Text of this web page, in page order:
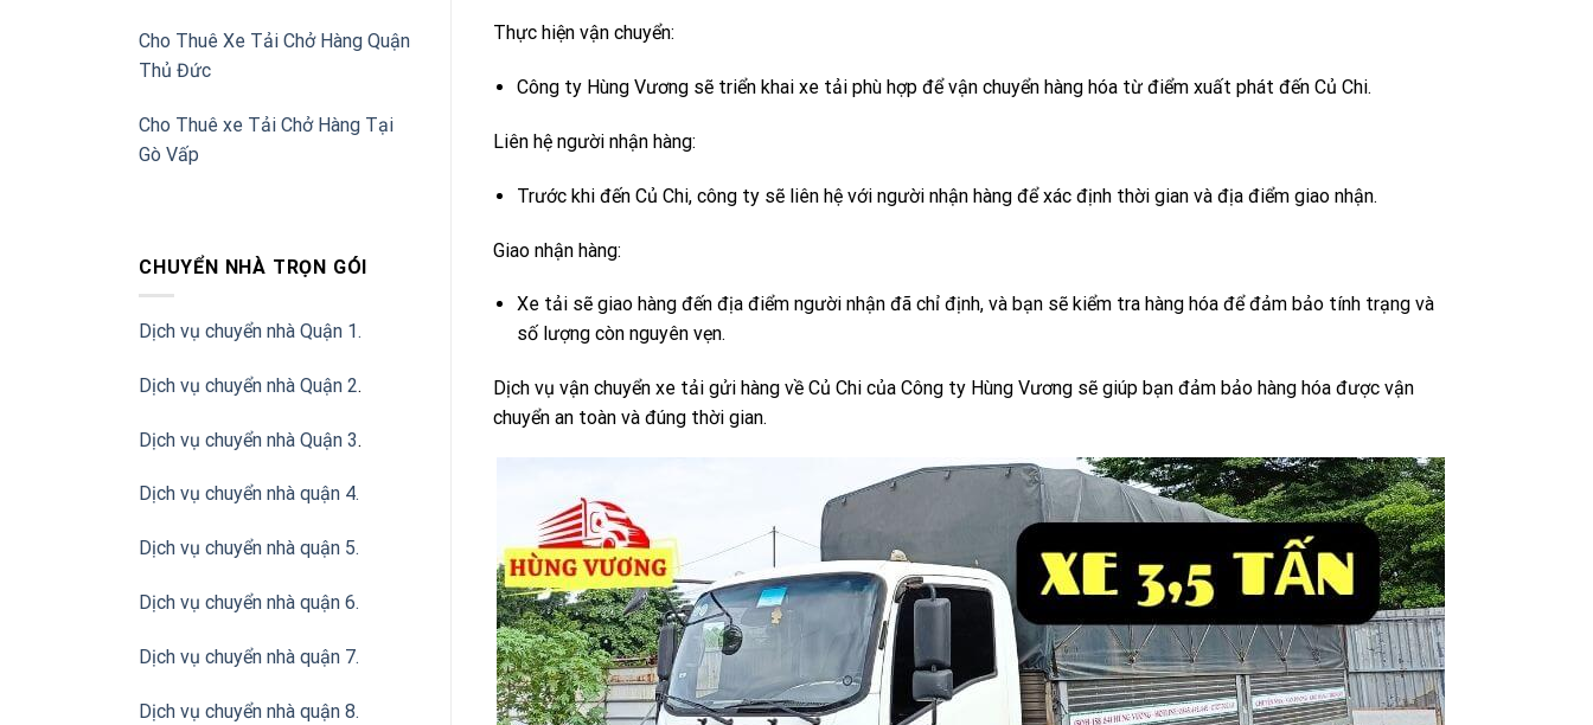
Cho Thuê Xe Tải Chở Hàng Quận
Thủ Đức
Cho Thuê xe Tải Chở Hàng Tại
Gò Vấp
CHUYỂN NHÀ TRỌN GÓI
Dịch vụ chuyển nhà Quận 1.
Dịch vụ chuyển nhà Quận 2.
Dịch vụ chuyển nhà Quận 3.
Dịch vụ chuyển nhà quận 4.
Dịch vụ chuyển nhà quận 5.
Dịch vụ chuyển nhà quận 6.
Dịch vụ chuyển nhà quận 7.
Dịch vụ chuyển nhà quận 8.
Thực hiện vận chuyển:
Công ty Hùng Vương sẽ triển khai xe tải phù hợp để vận chuyển hàng hóa từ điểm xuất phát đến Củ Chi.
Liên hệ người nhận hàng:
Trước khi đến Củ Chi, công ty sẽ liên hệ với người nhận hàng để xác định thời gian và địa điểm giao nhận.
Giao nhận hàng:
Xe tải sẽ giao hàng đến địa điểm người nhận đã chỉ định, và bạn sẽ kiểm tra hàng hóa để đảm bảo tính trạng và
số lượng còn nguyên vẹn.
Dịch vụ vận chuyển xe tải gửi hàng về Củ Chi của Công ty Hùng Vương sẽ giúp bạn đảm bảo hàng hóa được vận
chuyển an toàn và đúng thời gian.